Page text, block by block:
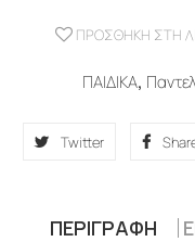
ΠΡΟΣΘΉΚΗ ΣΤΗ
ΠΑΙΔΙΚΑ,
Twitter
ΠΕΡΙΓΡΑΦΉ